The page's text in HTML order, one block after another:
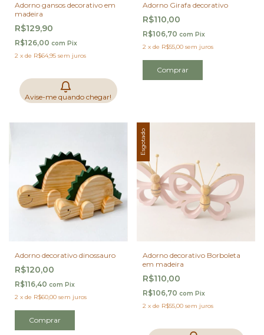
Adorno gansos decorativo em
madeira
R$129,90
R$126,00 com Pix
2 x de R$64,95 sem juros
Avise-me quando chegar!
Adorno Girafa decorativo
R$110,00
R$106,70 com Pix
2 x de R$55,00 sem juros
Adorno decorativo dinossauro
R$120,00
R$116,40 com Pix
2 x de R$60,00 sem juros
Comprar
Esgotado
Adorno decorativo Borboleta
em madeira
R$110,00
R$106,70 com Pix
2 x de R$55,00 sem juros